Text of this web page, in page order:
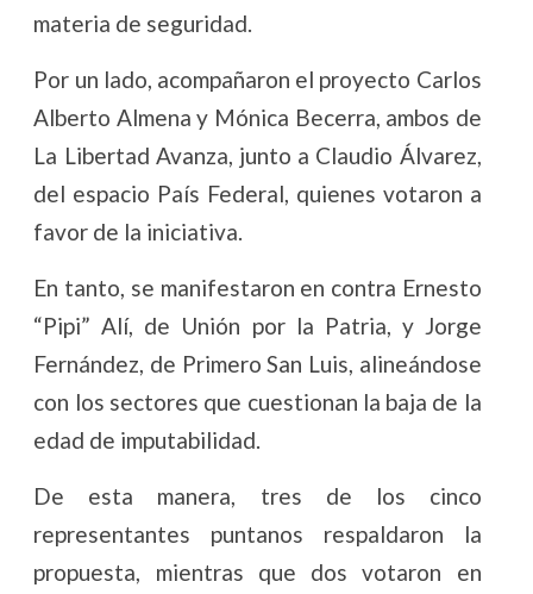
materia de seguridad.
Por un lado, acompañaron el proyecto Carlos
Alberto Almena y Mónica Becerra, ambos de
La Libertad Avanza, junto a Claudio Álvarez,
del espacio País Federal, quienes votaron a
favor de la iniciativa.
En tanto, se manifestaron en contra Ernesto
“Pipi” Alí, de Unión por la Patria, y Jorge
Fernández, de Primero San Luis, alineándose
con los sectores que cuestionan la baja de la
edad de imputabilidad.
De esta manera, tres de los cinco
representantes puntanos respaldaron la
propuesta, mientras que dos votaron en